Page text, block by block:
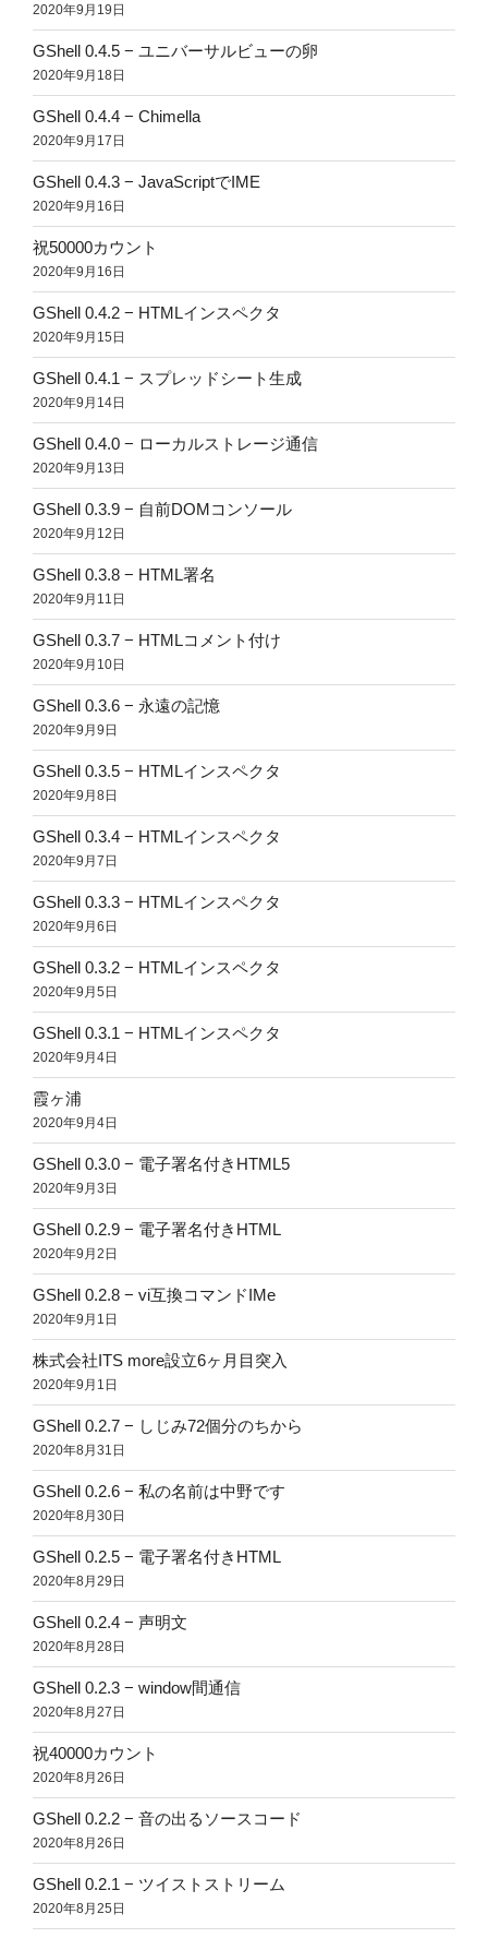
2020年9月19日
GShell 0.4.5 − ユニバーサルビューの卵
2020年9月18日
GShell 0.4.4 − Chimella
2020年9月17日
GShell 0.4.3 − JavaScriptでIME
2020年9月16日
祝50000カウント
2020年9月16日
GShell 0.4.2 − HTMLインスペクタ
2020年9月15日
GShell 0.4.1 − スプレッドシート生成
2020年9月14日
GShell 0.4.0 − ローカルストレージ通信
2020年9月13日
GShell 0.3.9 − 自前DOMコンソール
2020年9月12日
GShell 0.3.8 − HTML署名
2020年9月11日
GShell 0.3.7 − HTMLコメント付け
2020年9月10日
GShell 0.3.6 − 永遠の記憶
2020年9月9日
GShell 0.3.5 − HTMLインスペクタ
2020年9月8日
GShell 0.3.4 − HTMLインスペクタ
2020年9月7日
GShell 0.3.3 − HTMLインスペクタ
2020年9月6日
GShell 0.3.2 − HTMLインスペクタ
2020年9月5日
GShell 0.3.1 − HTMLインスペクタ
2020年9月4日
霞ヶ浦
2020年9月4日
GShell 0.3.0 − 電子署名付きHTML5
2020年9月3日
GShell 0.2.9 − 電子署名付きHTML
2020年9月2日
GShell 0.2.8 − vi互換コマンドIMe
2020年9月1日
株式会社ITS more設立6ヶ月目突入
2020年9月1日
GShell 0.2.7 − しじみ72個分のちから
2020年8月31日
GShell 0.2.6 − 私の名前は中野です
2020年8月30日
GShell 0.2.5 − 電子署名付きHTML
2020年8月29日
GShell 0.2.4 − 声明文
2020年8月28日
GShell 0.2.3 − window間通信
2020年8月27日
祝40000カウント
2020年8月26日
GShell 0.2.2 − 音の出るソースコード
2020年8月26日
GShell 0.2.1 − ツイストストリーム
2020年8月25日